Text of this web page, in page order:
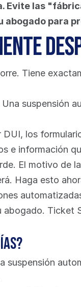
Evite las
abogado para
Tiene
suspensión
los
e información
El motivo de
Haga esto
Ticket
suspensión